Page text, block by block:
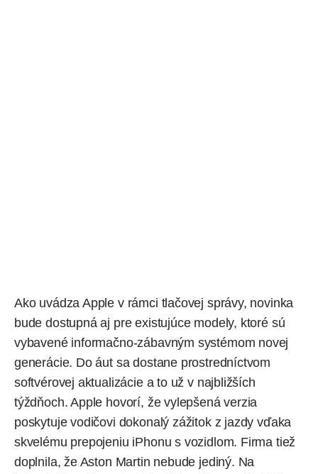
Ako uvádzaApple v rámci tlačovej správy, novinka
bude dostupná aj pre existujúce modely, ktoré sú
vybavené informačno-zábavným systémom novej
generácie. Do áut sa dostane prostredníctvom
softvérovej aktualizácie a to už v najbližších
týždňoch. Apple hovorí, že vylepšená verzia
poskytuje vodičovi dokonalý zážitok z jazdy vďaka
skvelému prepojeniu iPhonu s vozidlom. Firma tiež
doplnila, že Aston Martin nebude jediný. Na